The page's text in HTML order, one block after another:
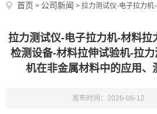
首页 > 公司新闻 > 拉力测试仪-电子拉力机-材料拉力机-橡胶拉力机-拉力检测设备-材
拉力测试仪-电子拉力机-材料拉
检测设备-材料拉伸试验机-拉
机在非金属材料中的应用、
发布时间：2026-06-12